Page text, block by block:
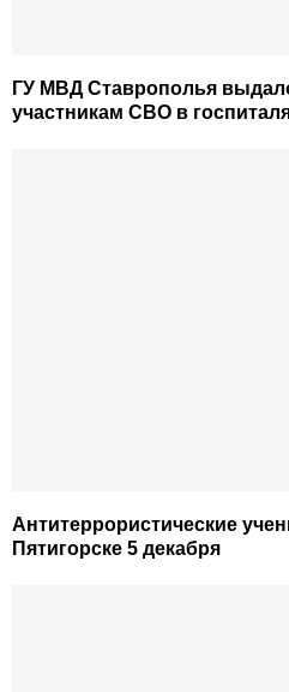
ГУ МВД Ставрополья
участникам СВО в
Антитеррористические
Пятигорске 5 декабря